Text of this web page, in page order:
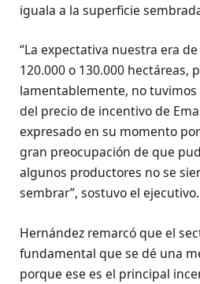
iguala a la superficie
“La expectativa nuestra era
120.000 o 130.000 hectáreas,
lamentablemente, no
del precio de incentivo de
expresado en su momento
gran preocupación de que
algunos productores no se
sembrar”, sostuvo el ejecutivo.
Hernández remarcó que el
fundamental que se dé una
porque ese es el principal